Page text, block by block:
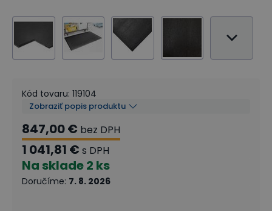
Kód tovaru: 119104
Zobraziť popis produktu
847,00 € bez DPH
1 041,81 € s DPH
Na sklade2 ks
Doručíme: 7. 8. 2026